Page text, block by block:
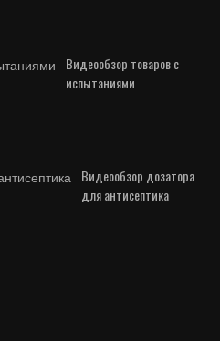
Видеообзор товаров с
испытаниями
Видеообзор дозатора
для антисептика